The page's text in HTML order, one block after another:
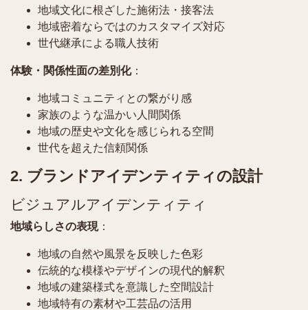
地域文化に根ざした施術法・接客法
地域密着ならではのカスタマイズ対応
世代継承による職人技術
体験・関係性面の差別化：
地域コミュニティとの繋がり感
家族のような温かい人間関係
地域の歴史や文化を感じられる空間
世代を超えた信頼関係
2. ブランドアイデンティティの設計
ビジュアルアイデンティティ
地域らしさの表現：
地域の自然や風景を反映した色彩
伝統的な模様やデザインの現代的解釈
地域の建築様式を意識した空間設計
地域特有の素材や工芸品の活用